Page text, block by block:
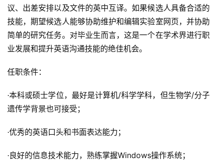
议、出差安排以及文件的英中互译。如果候选人具备合适的
技能，期望候选人能够协助维护和编辑实验室网页，并协助
简单的研究任务。对毕业生而言，这是一个在学术界进行职
业发展和提升英语沟通技能的绝佳机会。
任职条件：
·本科或硕士学位，最好是计算机/科学学科，但生物学/分子
遗传学背景也可接受；
·优秀的英语口头和书面表达能力；
·良好的信息技术能力，熟练掌握Windows操作系统；